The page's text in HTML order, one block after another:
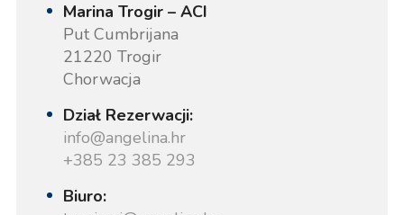
Marina Trogir – ACI
Put Cumbrijana
21220 Trogir
Chorwacja
Dział Rezerwacji:
info@angelina.hr
+385 23 385 293
Biuro: